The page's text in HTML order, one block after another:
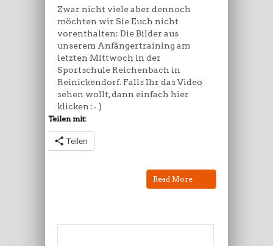
Zwar nicht viele aber dennoch
möchten wir Sie Euch nicht
vorenthalten: Die Bilder aus
unserem Anfängertraining am
letzten Mittwoch in der
Sportschule Reichenbach in
Reinickendorf. Falls Ihr das Video
sehen wollt, dann einfach hier
klicken :- )
Teilen mit:
Teilen
Read More